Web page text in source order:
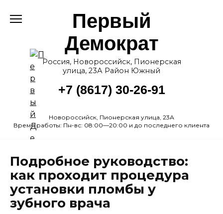
Первый
Демократ
Россия, Новороссийск, Пионерская
улица, 23А Район Южный
+7 (8617) 30-26-91
Новороссийск, Пионерская улица, 23А
Время работы: Пн-вс: 08:00—20:00 и до последнего клиента
Подробное руководство:
как проходит процедура
установки пломбы у
зубного врача